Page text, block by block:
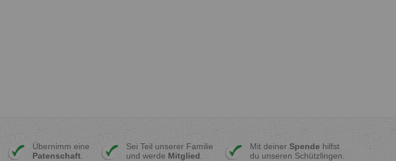
Übernimm eine
Patenschaft
Sei Teil unserer Familie
und werde Mitglied
Mit deiner Spende hilfst
du unseren Schützlingen.